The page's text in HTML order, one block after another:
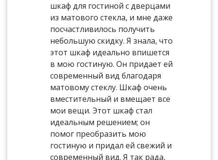
шкаф для гостиной с дверцами
из матового стекла, и мне даже
посчастливилось получить
небольшую скидку. Я знала, что
этот шкаф идеально впишется
в мою гостиную. Он придает ей
современный вид благодаря
матовому стеклу. Шкаф очень
вместительный и вмещает все
мои вещи. Этот шкаф стал
идеальным решением; он
помог преобразить мою
гостиную и придал ей свежий и
современный вид. Я так рада,